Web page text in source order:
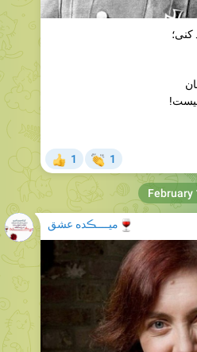
کنی؛
1 1
میــــڪده عشق
February